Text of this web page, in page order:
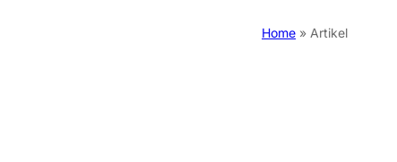
Home » Artikel